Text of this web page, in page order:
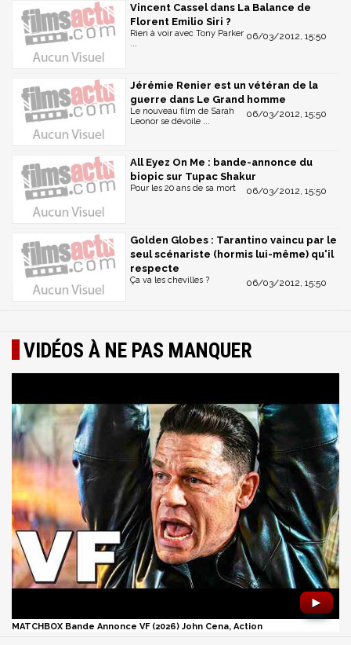
Vincent Cassel dans La Balance de
Florent Emilio Siri ?
06/03/2012, 15:50
Rien à voir avec Tony Parker
...
Jérémie Renier est un vétéran de la
guerre dans Le Grand homme
06/03/2012, 15:50
Le nouveau film de Sarah
Leonor se dévoile ...
All Eyez On Me : bande-annonce du
biopic sur Tupac Shakur
06/03/2012, 15:50
Pour les 20 ans de sa mort
Golden Globes : Tarantino vaincu par le
seul scénariste (hormis lui-même) qu'il
respecte
06/03/2012, 15:50
Ça va les chevilles ?
VIDÉOS À NE PAS MANQUER
►
MATCHBOX Bande Annonce VF (2026) John Cena, Action